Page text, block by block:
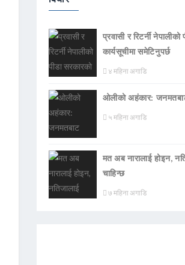
प्रवासी र रिटर्नी
कार्यसूचीमा समेटिनुपर्छ
४ महिना अगाडि
ओलीको अहंकार:
५ महिना अगाडि
मत अब नारालाई होइन,
चाहिन्छ
७ महिना अगाडि